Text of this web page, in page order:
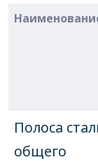
Полоса
общего